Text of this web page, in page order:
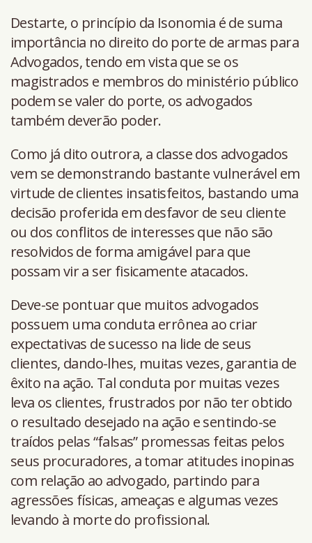
Destarte, o princípio da Isonomia é de suma
importância no direito do porte de armas para
Advogados, tendo em vista que se os
magistrados e membros do ministério público
podem se valer do porte, os advogados
também deverão poder.
Como já dito outrora, a classe dos advogados
vem se demonstrando bastante vulnerável em
virtude de clientes insatisfeitos, bastando uma
decisão proferida em desfavor de seu cliente
ou dos conflitos de interesses que não são
resolvidos de forma amigável para que
possam vir a ser fisicamente atacados.
Deve-se pontuar que muitos advogados
possuem uma conduta errônea ao criar
expectativas de sucesso na lide de seus
clientes, dando-lhes, muitas vezes, garantia de
êxito na ação. Tal conduta por muitas vezes
leva os clientes, frustrados por não ter obtido
o resultado desejado na ação e sentindo-se
traídos pelas “falsas” promessas feitas pelos
seus procuradores, a tomar atitudes inopinas
com relação ao advogado, partindo para
agressões físicas, ameaças e algumas vezes
levando à morte do profissional.